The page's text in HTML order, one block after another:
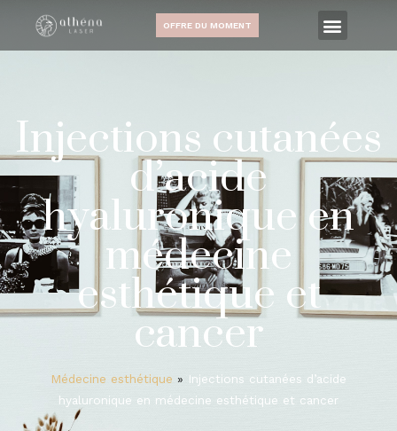
OFFRE DU MOMENT
Injections cutanées
d’acide
hyaluronique en
médecine
esthétique et
cancer
Médecine esthétique » Injections cutanées d’acide
hyaluronique en médecine esthétique et cancer